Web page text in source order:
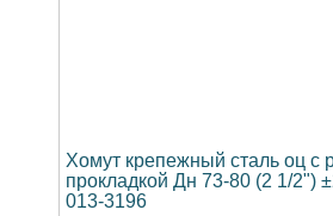
Хомут крепежный сталь оц с
прокладкой Дн 73-80 (2 1/2")
013-3196